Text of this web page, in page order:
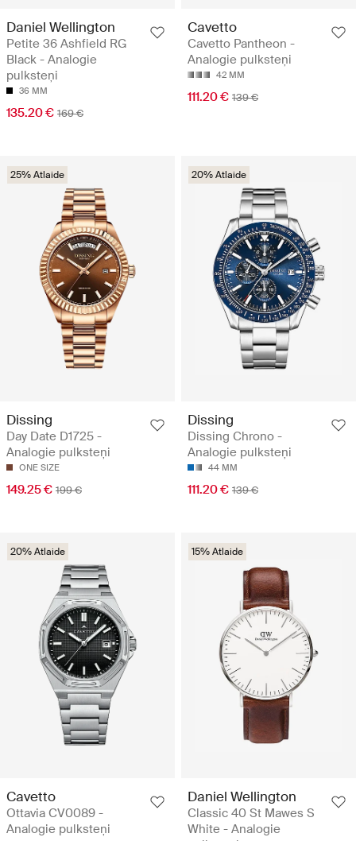
Daniel Wellington
Petite 36 Ashfield RG
Black - Analogie
pulksteņi
36 MM
135.20 € 169 €
Cavetto
Cavetto Pantheon -
Analogie pulksteņi
42 MM
111.20 € 139 €
25% Atlaide
Dissing
Day Date D1725 -
Analogie pulksteņi
ONE SIZE
149.25 € 199 €
20% Atlaide
Dissing
Dissing Chrono -
Analogie pulksteņi
44 MM
111.20 € 139 €
20% Atlaide
Cavetto
Ottavia CV0089 -
Analogie pulksteņi
15% Atlaide
Daniel Wellington
Classic 40 St Mawes S
White - Analogie